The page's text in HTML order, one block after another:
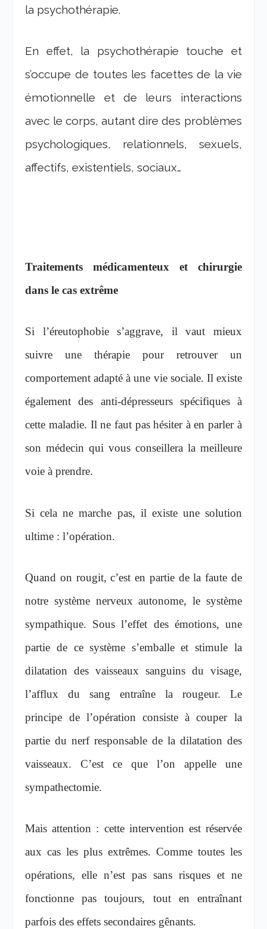
la psychothérapie.
En effet, la psychothérapie touche et
s’occupe de toutes les facettes de la vie
émotionnelle et de leurs interactions
avec le corps, autant dire des problèmes
psychologiques, relationnels, sexuels,
affectifs, existentiels, sociaux…
Traitements médicamenteux et chirurgie
dans le cas extrême
Si l’éreutophobie s’aggrave, il vaut mieux
suivre une thérapie pour retrouver un
comportement adapté à une vie sociale. Il existe
également des anti-dépresseurs spécifiques à
cette maladie. Il ne faut pas hésiter à en parler à
son médecin qui vous conseillera la meilleure
voie à prendre.
Si cela ne marche pas, il existe une solution
ultime : l’opération.
Quand on rougit, c’est en partie de la faute de
notre système nerveux autonome, le système
sympathique. Sous l’effet des émotions, une
partie de ce système s’emballe et stimule la
dilatation des vaisseaux sanguins du visage,
l’afflux du sang entraîne la rougeur. Le
principe de l’opération consiste à couper la
partie du nerf responsable de la dilatation des
vaisseaux. C’est ce que l’on appelle une
sympathectomie.
Mais attention : cette intervention est réservée
aux cas les plus extrêmes. Comme toutes les
opérations, elle n’est pas sans risques et ne
fonctionne pas toujours, tout en entraînant
parfois des effets secondaires gênants.